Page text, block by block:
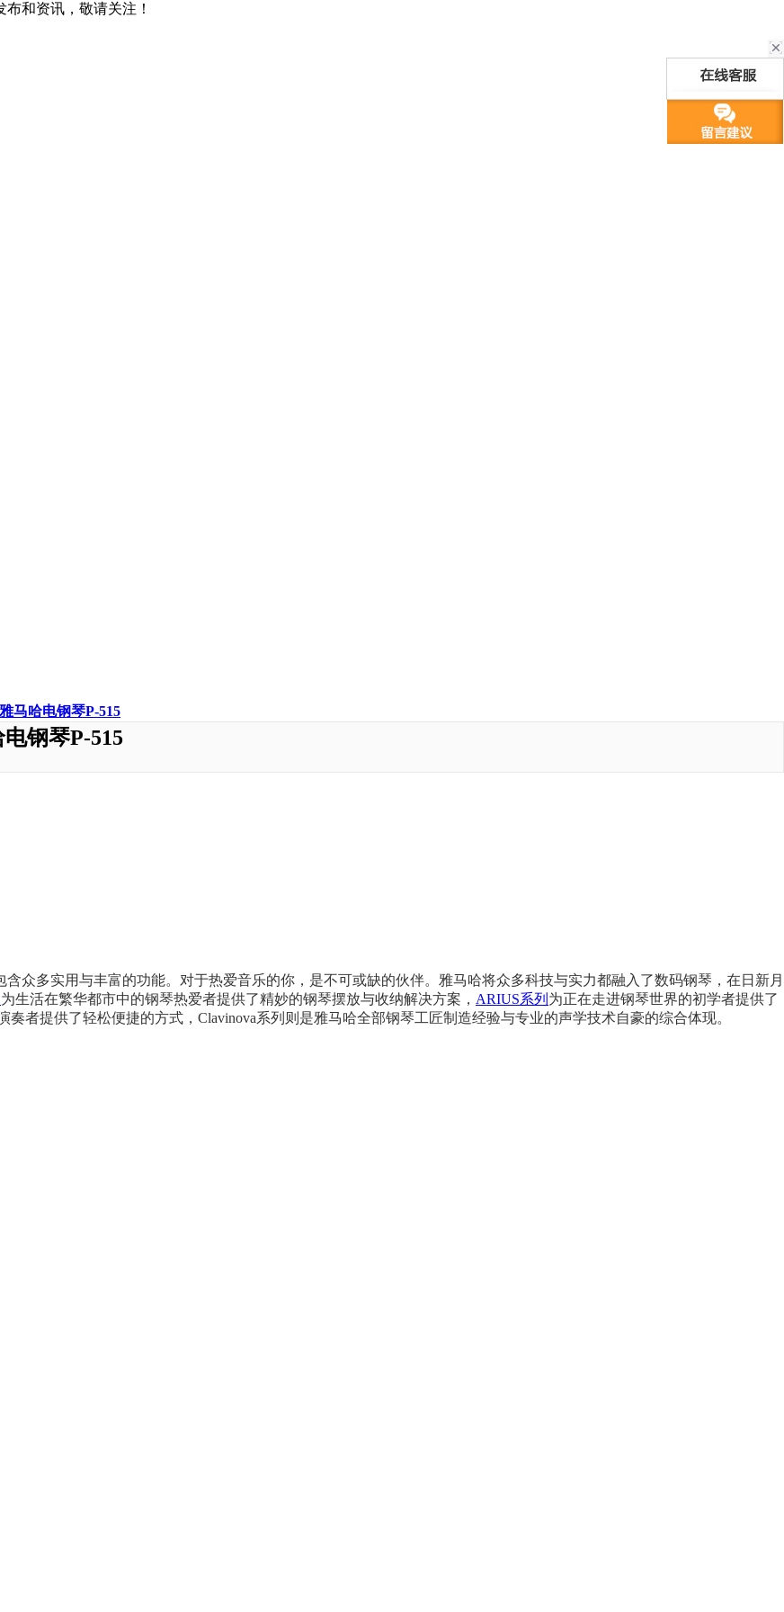
布和资讯，敬请关注！
雅马哈电钢琴P-515
钢琴P-515
众多实用与丰富的功能。对于热爱音乐的你，是不可或缺的伙伴。雅马哈将众多科技与实力都融入了数码钢琴，在日新月
为生活在繁华都市中的钢琴热爱者提供了精妙的钢琴摆放与收纳解决方案， ARIUS系列 为正在走进钢琴世界的初学者提供了
者提供了轻松便捷的方式，Clavinova系列则是雅马哈全部钢琴工匠制造经验与专业的声学技术自豪的综合体现。